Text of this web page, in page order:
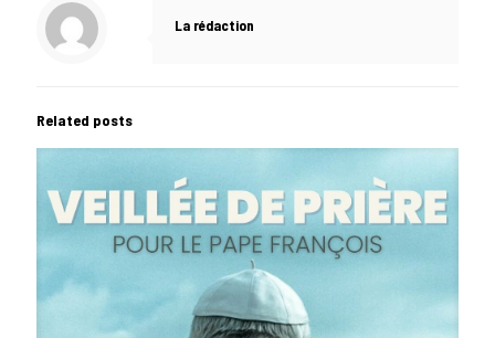
La rédaction
Related posts